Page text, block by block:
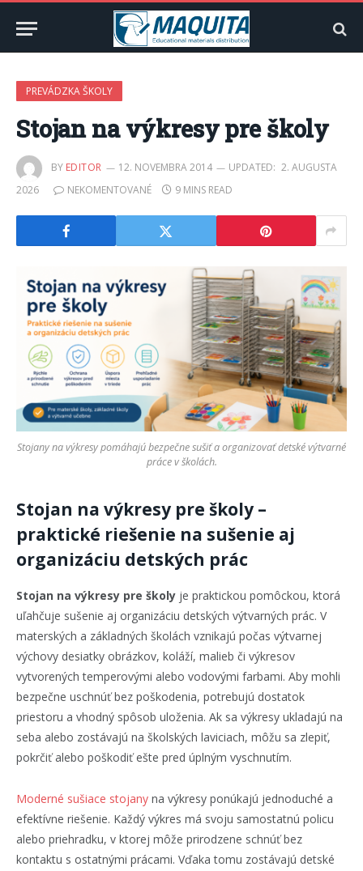
PREVÁDZKA ŠKOLY
Stojan na výkresy pre školy
BY EDITOR 12. NOVEMBRA 2014 UPDATED: 2. AUGUSTA
2026
NEKOMENTOVANÉ 9 MINS READ
Stojany na výkresy pomáhajú bezpečne sušiť a organizovať detské výtvarné
práce v školách.
Stojan na výkresy pre školy –
praktické riešenie na sušenie aj
organizáciu detských prác
Stojan na výkresy pre školy je praktickou pomôckou, ktorá
uľahčuje sušenie aj organizáciu detských výtvarných prác. V
materských a základných školách vznikajú počas výtvarnej
výchovy desiatky obrázkov, koláží, malieb či výkresov
vytvorených temperovými alebo vodovými farbami. Aby mohli
bezpečne uschnúť bez poškodenia, potrebujú dostatok
priestoru a vhodný spôsob uloženia. Ak sa výkresy ukladajú na
seba alebo zostávajú na školských laviciach, môžu sa zlepiť,
pokrčiť alebo poškodiť ešte pred úplným vyschnutím.
Moderné sušiace stojany na výkresy ponúkajú jednoduché a
efektívne riešenie. Každý výkres má svoju samostatnú policu
alebo priehradku, v ktorej môže prirodzene schnúť bez
kontaktu s ostatnými prácami. Vďaka tomu zostávajú detské